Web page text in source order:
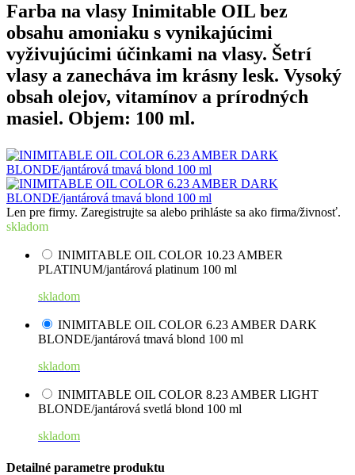
Farba na vlasy Inimitable OIL bez
obsahu amoniaku s vynikajúcimi
vyživujúcimi účinkami na vlasy. Šetrí
vlasy a zanecháva im krásny lesk. Vysoký
obsah olejov, vitamínov a prírodných
masiel. Objem: 100 ml.
Len pre firmy. Zaregistrujte sa alebo prihláste sa ako firma/živnosť.
skladom
INIMITABLE OIL COLOR 10.23 AMBER
PLATINUM/jantárová platinum 100 ml
skladom
INIMITABLE OIL COLOR 6.23 AMBER DARK
BLONDE/jantárová tmavá blond 100 ml
skladom
INIMITABLE OIL COLOR 8.23 AMBER LIGHT
BLONDE/jantárová svetlá blond 100 ml
skladom
Detailné parametre produktu